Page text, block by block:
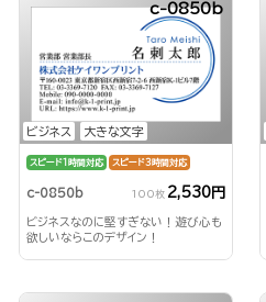
ビジネス 大きな文字
c-0850b
スピード1時間対応 スピード3時間対応
c-0850b 100枚 2,530円
ビジネスなのに堅すぎない！遊び心も
欲しいならこのデザイン！